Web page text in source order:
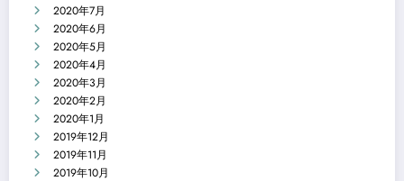
2020年7月
2020年6月
2020年5月
2020年4月
2020年3月
2020年2月
2020年1月
2019年12月
2019年11月
2019年10月